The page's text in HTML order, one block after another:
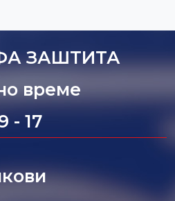
ЗАШТИТА
време
- 17